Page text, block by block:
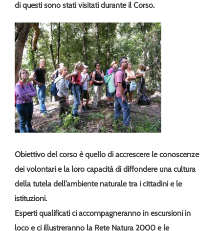
di questi sono stati visitati durante il Corso.
Obiettivo del corso è quello di accrescere le conoscenze
dei volontari e la loro capacità di diffondere una cultura
della tutela dell’ambiente naturale tra i cittadini e le
istituzioni.
Esperti qualificati ci accompagneranno in escursioni in
loco e ci illustreranno la Rete Natura 2000 e le